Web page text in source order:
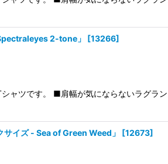
2-tone」 [13266]
シャツです。 ■肩幅が気にならないラグ
イズ - Sea of Green Weed」 [12673]